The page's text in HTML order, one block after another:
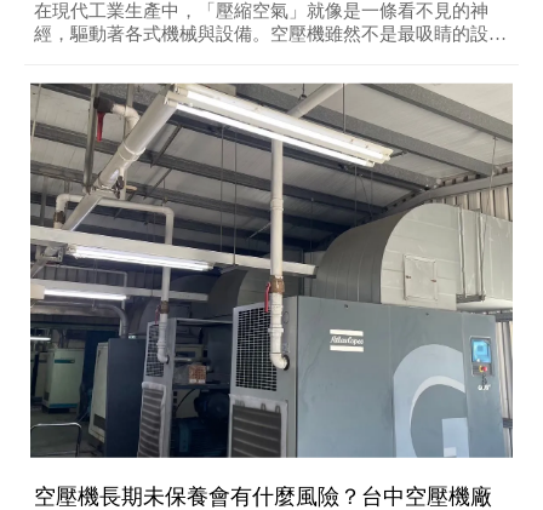
在現代工業生產中，「壓縮空氣」就像是一條看不見的神
經，驅動著各式機械與設備。空壓機雖然不是最吸睛的設
空壓機長期未保養會有什麼風險？台中空壓機廠